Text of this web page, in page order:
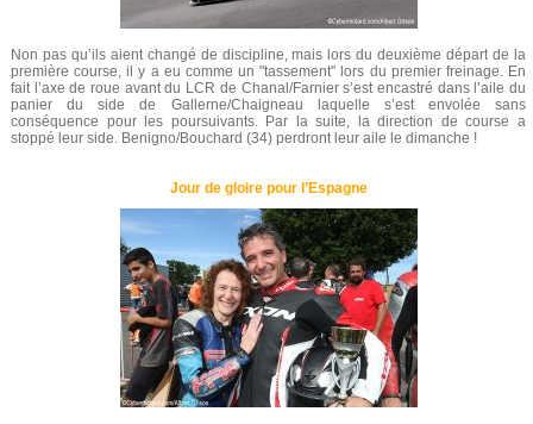
Non pas qu’ils aient changé de discipline, mais lors du deuxième départ de la
première course, il y a eu comme un "tassement" lors du premier freinage. En
fait l’axe de roue avant du LCR de Chanal/Farnier s’est encastré dans l’aile du
panier du side de Gallerne/Chaigneau laquelle s’est envolée sans
conséquence pour les poursuivants. Par la suite, la direction de course a
stoppé leur side. Benigno/Bouchard (34) perdront leur aile le dimanche !
Jour de gloire pour l’Espagne